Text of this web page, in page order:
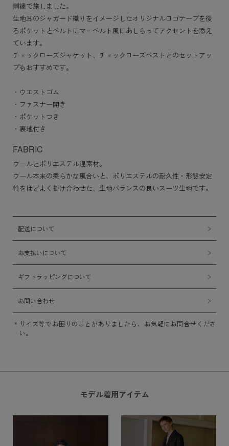
刺繍で施しました。
生地耳のジャガード織りをイメージしたオリジナルロゴテープを後
ろポケットとベルトにマーベルト風にあしらってアクセントを添え
ています。
チェックローズジャケット、チェックローズベストとのセットアッ
プもおすすめです。
・ウエストゴム
・ファスナー開き
・ポケットつき
・裏地付き
FABRIC
ウールとポリエステル混素材。
ウール本来の柔らかな風合いと、ポリエステルの耐久性・形態安定
性をほどよく掛け合わせた、生地バランスの良いスーツ生地です。
配送について
お支払いについて
ギフトラッピングについて
お問い合わせ
サイズ等でお困りのことがありましたら、お気軽にお問合せくださ
い。
モデル着用アイテム